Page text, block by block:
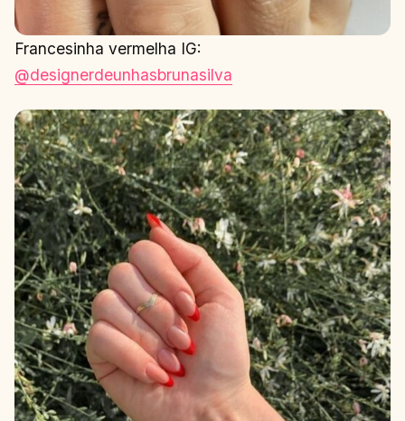
Francesinha vermelha IG:
@designerdeunhasbrunasilva